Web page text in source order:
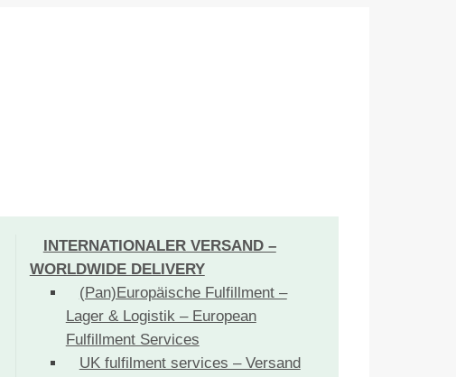
INTERNATIONALER VERSAND –
WORLDWIDE DELIVERY
(Pan)Europäische Fulfillment –
Lager & Logistik – European
Fulfillment Services
UK fulfilment services – Versand